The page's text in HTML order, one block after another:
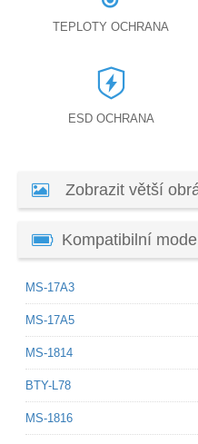
TEPLOTY OCHRANA
ESD OCHRANA
Zobrazit větší
Kompatibilní
MS-17A3
MS-17A5
MS-1814
BTY-L78
MS-1816